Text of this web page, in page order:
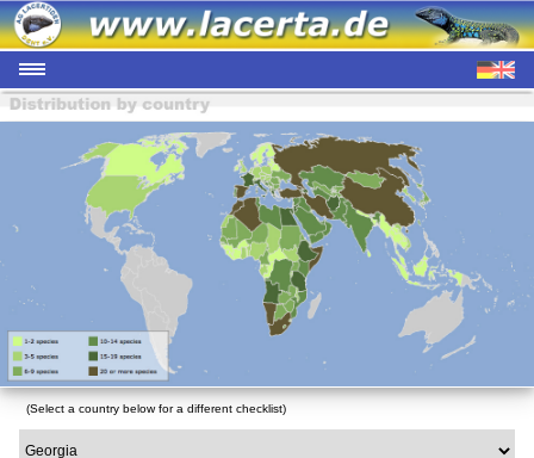
(Select a country below for a different checklist)